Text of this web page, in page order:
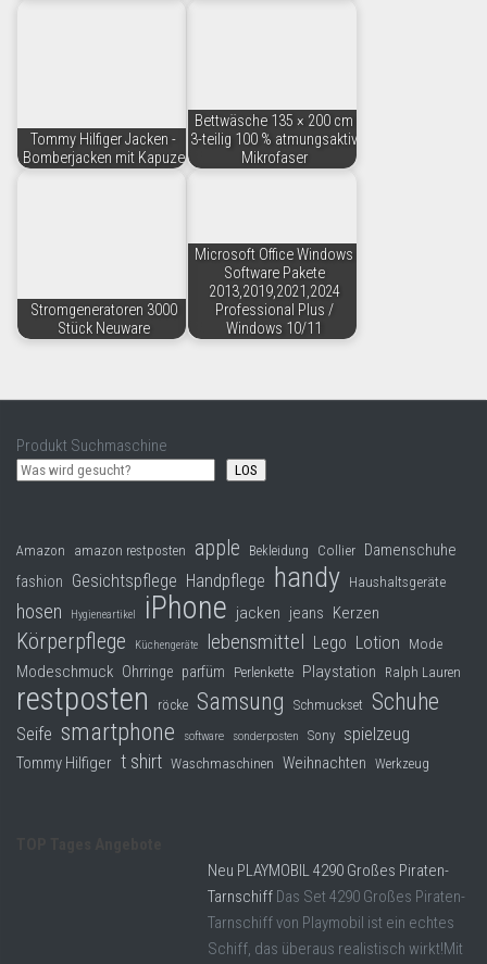
Tommy Hilfiger Jacken -
Bomberjacken mit Kapuze
Bettwäsche 135 × 200 cm
3-teilig 100 % atmungsaktiv
Mikrofaser
Stromgeneratoren 3000
Stück Neuware
Microsoft Office Windows
Software Pakete
2013,2019,2021,2024
Professional Plus /
Windows 10/11
Produkt Suchmaschine
LOS
Amazon amazon restposten apple Bekleidung Collier Damenschuhe
fashion Gesichtspflege Handpflege handy Haushaltsgeräte
hosen Hygieneartikel iPhone jacken jeans Kerzen
Körperpflege Küchengeräte lebensmittel Lego Lotion Mode
Modeschmuck Ohrringe parfüm Perlenkette Playstation Ralph Lauren
restposten röcke Samsung Schmuckset Schuhe
Seife smartphone software sonderposten Sony spielzeug
Tommy Hilfiger t shirt Waschmaschinen Weihnachten Werkzeug
Neu PLAYMOBIL 4290 Großes Piraten-
Tarnschiff Das Set 4290 Großes Piraten-
Tarnschiff von Playmobil ist ein echtes
Schiff, das überaus realistisch wirkt!Mit